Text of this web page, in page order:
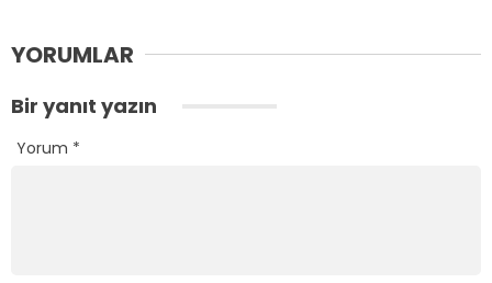
YORUMLAR
Bir yanıt yazın
Yorum *